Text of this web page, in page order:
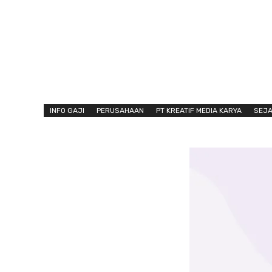
INFO GAJI PERUSAHAAN PT KREATIF MEDIA KARYA